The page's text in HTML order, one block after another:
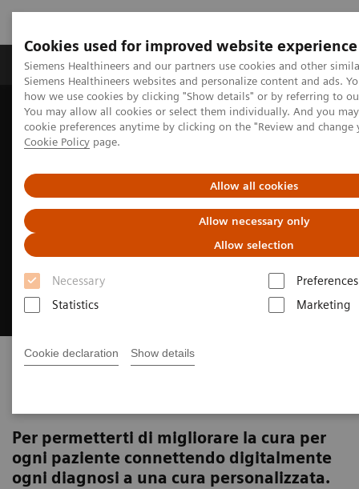
Cookies used for improved website experience
Siemens Healthineers and our partners use cookies and other
Siemens Healthineers websites and personalize content and ads.
how we use cookies by clicking "Show details" or by referring to
You may allow all cookies or select them individually. And you
cookie preferences anytime by clicking on the "Review and
Cookie Policy page.
Allow all cookies
Allow necessary only
Allow selection
Necessary
Preferences
Statistics
Marketing
Cookie declaration Show details
Soluzioni e servizi Insights La nostra
Home Insights Innovating personalized care
Innovare la medicina
Per permetterti di migliorare la cura per
ogni paziente connettendo digitalmente
ogni diagnosi a una cura personalizzata.